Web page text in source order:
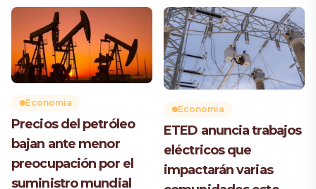
Economia
Precios del petróleo
bajan ante menor
preocupación por el
suministro mundial
Economia
ETED anuncia trabajos
eléctricos que
impactarán varias